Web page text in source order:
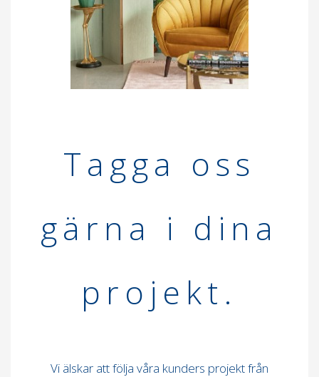
Tagga oss
gär n a i din a
projekt.
Vi älskar att följa våra kunders projekt från